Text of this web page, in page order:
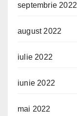
septembrie 2022
august 2022
iulie 2022
iunie 2022
mai 2022